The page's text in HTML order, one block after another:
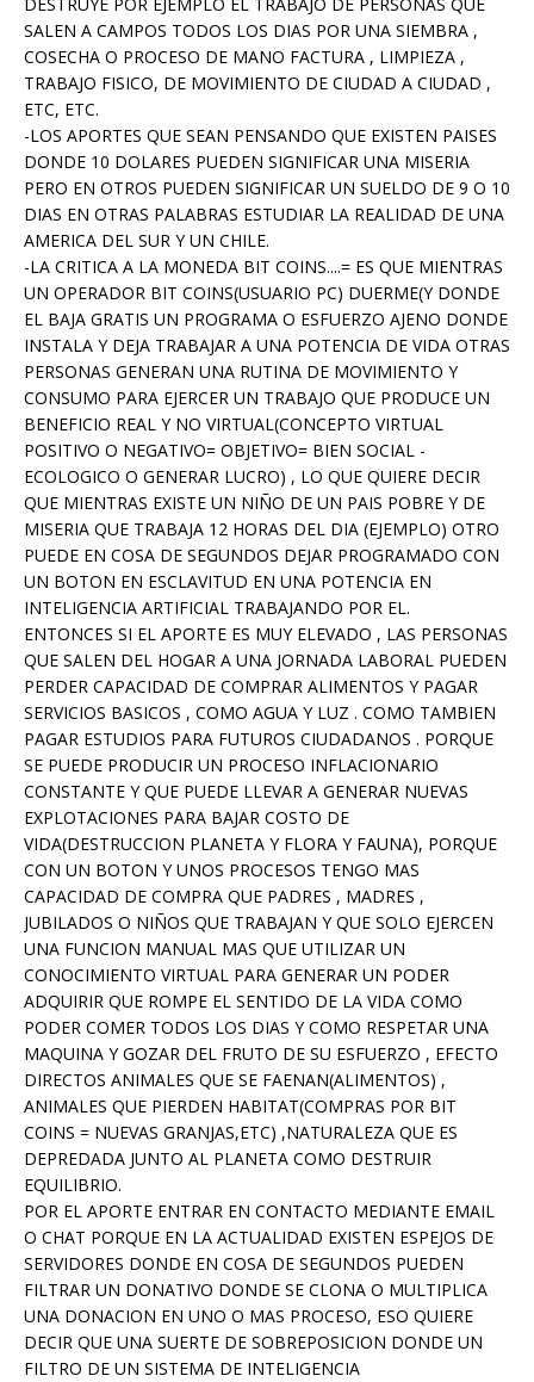
SALEN A CAMPOS TODOS LOS DIAS POR UNA SIEMBRA ,
COSECHA O PROCESO DE MANO FACTURA , LIMPIEZA ,
TRABAJO FISICO, DE MOVIMIENTO DE CIUDAD A CIUDAD ,
ETC, ETC.
-LOS APORTES QUE SEAN PENSANDO QUE EXISTEN PAISES
DONDE 10 DOLARES PUEDEN SIGNIFICAR UNA MISERIA
PERO EN OTROS PUEDEN SIGNIFICAR UN SUELDO DE 9 O 10
DIAS EN OTRAS PALABRAS ESTUDIAR LA REALIDAD DE UNA
AMERICA DEL SUR Y UN CHILE.
-LA CRITICA A LA MONEDA BIT COINS....= ES QUE MIENTRAS
UN OPERADOR BIT COINS(USUARIO PC) DUERME(Y DONDE
EL BAJA GRATIS UN PROGRAMA O ESFUERZO AJENO DONDE
INSTALA Y DEJA TRABAJAR A UNA POTENCIA DE VIDA OTRAS
PERSONAS GENERAN UNA RUTINA DE MOVIMIENTO Y
CONSUMO PARA EJERCER UN TRABAJO QUE PRODUCE UN
BENEFICIO REAL Y NO VIRTUAL(CONCEPTO VIRTUAL
POSITIVO O NEGATIVO= OBJETIVO= BIEN SOCIAL -
ECOLOGICO O GENERAR LUCRO) , LO QUE QUIERE DECIR
QUE MIENTRAS EXISTE UN NIÑO DE UN PAIS POBRE Y DE
MISERIA QUE TRABAJA 12 HORAS DEL DIA (EJEMPLO) OTRO
PUEDE EN COSA DE SEGUNDOS DEJAR PROGRAMADO CON
UN BOTON EN ESCLAVITUD EN UNA POTENCIA EN
INTELIGENCIA ARTIFICIAL TRABAJANDO POR EL.
ENTONCES SI EL APORTE ES MUY ELEVADO , LAS PERSONAS
QUE SALEN DEL HOGAR A UNA JORNADA LABORAL PUEDEN
PERDER CAPACIDAD DE COMPRAR ALIMENTOS Y PAGAR
SERVICIOS BASICOS , COMO AGUA Y LUZ . COMO TAMBIEN
PAGAR ESTUDIOS PARA FUTUROS CIUDADANOS . PORQUE
SE PUEDE PRODUCIR UN PROCESO INFLACIONARIO
CONSTANTE Y QUE PUEDE LLEVAR A GENERAR NUEVAS
EXPLOTACIONES PARA BAJAR COSTO DE
VIDA(DESTRUCCION PLANETA Y FLORA Y FAUNA), PORQUE
CON UN BOTON Y UNOS PROCESOS TENGO MAS
CAPACIDAD DE COMPRA QUE PADRES , MADRES ,
JUBILADOS O NIÑOS QUE TRABAJAN Y QUE SOLO EJERCEN
UNA FUNCION MANUAL MAS QUE UTILIZAR UN
CONOCIMIENTO VIRTUAL PARA GENERAR UN PODER
ADQUIRIR QUE ROMPE EL SENTIDO DE LA VIDA COMO
PODER COMER TODOS LOS DIAS Y COMO RESPETAR UNA
MAQUINA Y GOZAR DEL FRUTO DE SU ESFUERZO , EFECTO
DIRECTOS ANIMALES QUE SE FAENAN(ALIMENTOS) ,
ANIMALES QUE PIERDEN HABITAT(COMPRAS POR BIT
COINS = NUEVAS GRANJAS,ETC) ,NATURALEZA QUE ES
DEPREDADA JUNTO AL PLANETA COMO DESTRUIR
EQUILIBRIO.
POR EL APORTE ENTRAR EN CONTACTO MEDIANTE EMAIL
O CHAT PORQUE EN LA ACTUALIDAD EXISTEN ESPEJOS DE
SERVIDORES DONDE EN COSA DE SEGUNDOS PUEDEN
FILTRAR UN DONATIVO DONDE SE CLONA O MULTIPLICA
UNA DONACION EN UNO O MAS PROCESO, ESO QUIERE
DECIR QUE UNA SUERTE DE SOBREPOSICION DONDE UN
FILTRO DE UN SISTEMA DE INTELIGENCIA